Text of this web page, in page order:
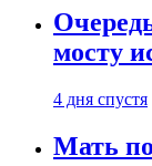
мосту
4 дня спустя
Мать